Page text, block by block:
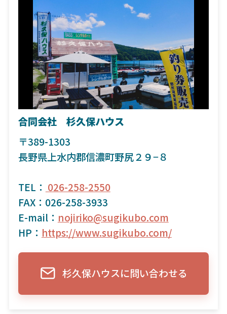
合同会社 杉久保ハウス
〒389-1303
長野県上水内郡信濃町野尻２９−８
TEL： 026-258-2550
FAX：026-258-3933
E-mail： nojiriko@sugikubo.com
HP： https://www.sugikubo.com/
杉久保ハウスに問い合わせる